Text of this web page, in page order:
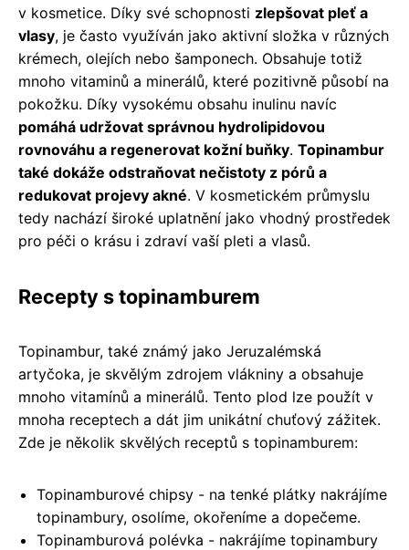
v kosmetice. Díky své schopnosti zlepšovat pleť a
vlasy, je často využíván jako aktivní složka v různých
krémech, olejích nebo šamponech. Obsahuje totiž
mnoho vitaminů a minerálů, které pozitivně působí na
pokožku. Díky vysokému obsahu inulinu navíc
pomáhá udržovat správnou hydrolipidovou
rovnováhu a regenerovat kožní buňky. Topinambur
také dokáže odstraňovat nečistoty z pórů a
redukovat projevy akné. V kosmetickém průmyslu
tedy nachází široké uplatnění jako vhodný prostředek
pro péči o krásu i zdraví vaší pleti a vlasů.
Recepty s topinamburem
Topinambur, také známý jako Jeruzalémská
artyčoka, je skvělým zdrojem vlákniny a obsahuje
mnoho vitamínů a minerálů. Tento plod lze použít v
mnoha receptech a dát jim unikátní chuťový zážitek.
Zde je několik skvělých receptů s topinamburem:
Topinamburové chipsy - na tenké plátky nakrájíme
topinambury, osolíme, okořeníme a dopečeme.
Topinamburová polévka - nakrájíme topinambury